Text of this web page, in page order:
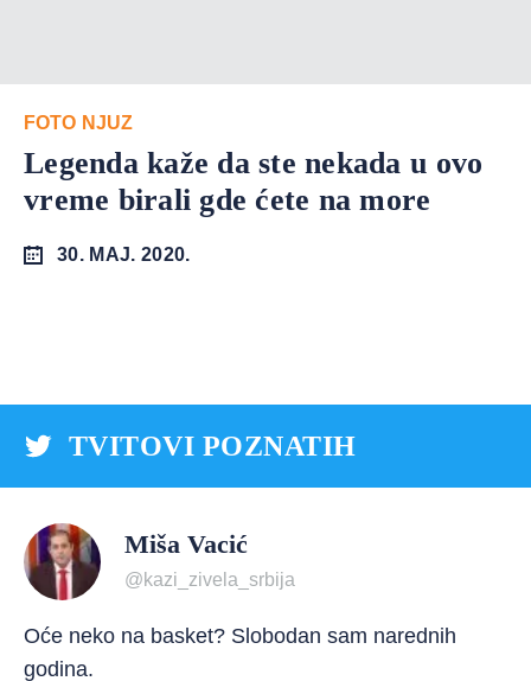
FOTO NJUZ
Legenda kaže da ste nekada u ovo
vreme birali gde ćete na more
30. MAJ. 2020.
TVITOVI POZNATIH
Miša Vacić
@kazi_zivela_srbija
Oće neko na basket? Slobodan sam narednih
godina.